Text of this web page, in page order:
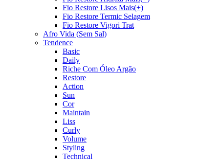
Fio Restore Lisos Mais(+)
Fio Restore Termic Selagem
Fio Restore Vigori Trat
Afro Vida (Sem Sal)
Tendence
Basic
Daily
Riche Com Óleo Argão
Restore
Action
Sun
Cor
Maintain
Liss
Curly
Volume
Styling
Technical